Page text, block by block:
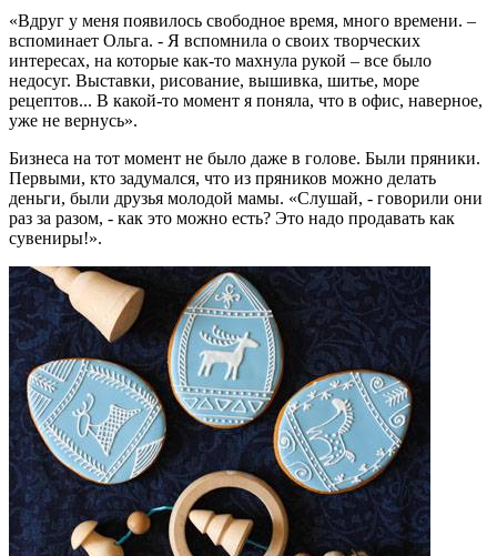
«Вдруг у меня появилось свободное время, много времени. –
вспоминает Ольга. - Я вспомнила о своих творческих
интересах, на которые как-то махнула рукой – все было
недосуг. Выставки, рисование, вышивка, шитье, море
рецептов... В какой-то момент я поняла, что в офис, наверное,
уже не вернусь».
Бизнеса на тот момент не было даже в голове. Были пряники.
Первыми, кто задумался, что из пряников можно делать
деньги, были друзья молодой мамы. «Слушай, - говорили они
раз за разом, - как это можно есть? Это надо продавать как
сувениры!».